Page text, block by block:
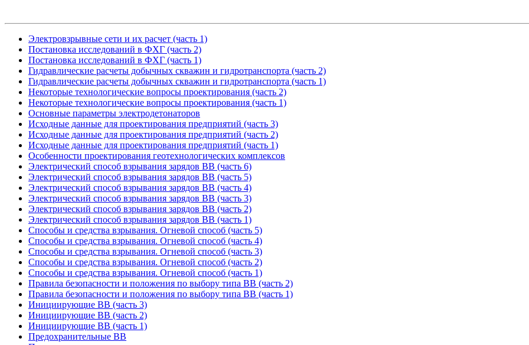
Электровзрывные сети и их расчет (часть 1)
Постановка исследований в ФХГ (часть 2)
Постановка исследований в ФХГ (часть 1)
Гидравлические расчеты добычных скважин и гидротранспорта (часть 2)
Гидравлические расчеты добычных скважин и гидротранспорта (часть 1)
Некоторые технологические вопросы проектирования (часть 2)
Некоторые технологические вопросы проектирования (часть 1)
Основные параметры электродетонаторов
Исходные данные для проектирования предприятий (часть 3)
Исходные данные для проектирования предприятий (часть 2)
Исходные данные для проектирования предприятий (часть 1)
Особенности проектирования геотехнологических комплексов
Электрический способ взрывания зарядов ВВ (часть 6)
Электрический способ взрывания зарядов ВВ (часть 5)
Электрический способ взрывания зарядов ВВ (часть 4)
Электрический способ взрывания зарядов ВВ (часть 3)
Электрический способ взрывания зарядов ВВ (часть 2)
Электрический способ взрывания зарядов ВВ (часть 1)
Способы и средства взрывания. Огневой способ (часть 5)
Способы и средства взрывания. Огневой способ (часть 4)
Способы и средства взрывания. Огневой способ (часть 3)
Способы и средства взрывания. Огневой способ (часть 2)
Способы и средства взрывания. Огневой способ (часть 1)
Правила безопасности и положения по выбору типа ВВ (часть 2)
Правила безопасности и положения по выбору типа ВВ (часть 1)
Инициирующие ВВ (часть 3)
Инициирующие ВВ (часть 2)
Инициирующие ВВ (часть 1)
Предохранительные ВВ